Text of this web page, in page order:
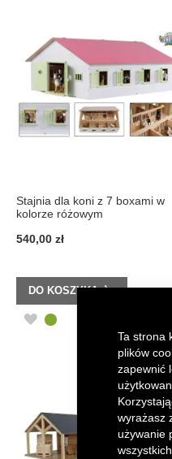
Ta strona
plików
zapewnić
wyrażasz
używanie
ŻYCZEŃ
Stajnia dla koni z 7 boxami w
kolorze różowym
540,00 zł
DO KOSZYKA
DODAJ